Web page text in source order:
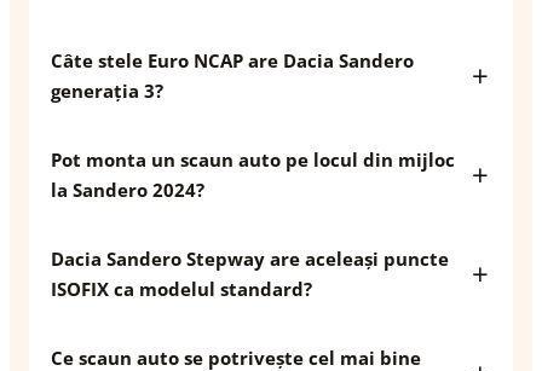
Câte stele Euro NCAP are Dacia Sandero
generația 3?
Pot monta un scaun auto pe locul din mijloc
la Sandero 2024?
Dacia Sandero Stepway are aceleași puncte
ISOFIX ca modelul standard?
Ce scaun auto se potrivește cel mai bine